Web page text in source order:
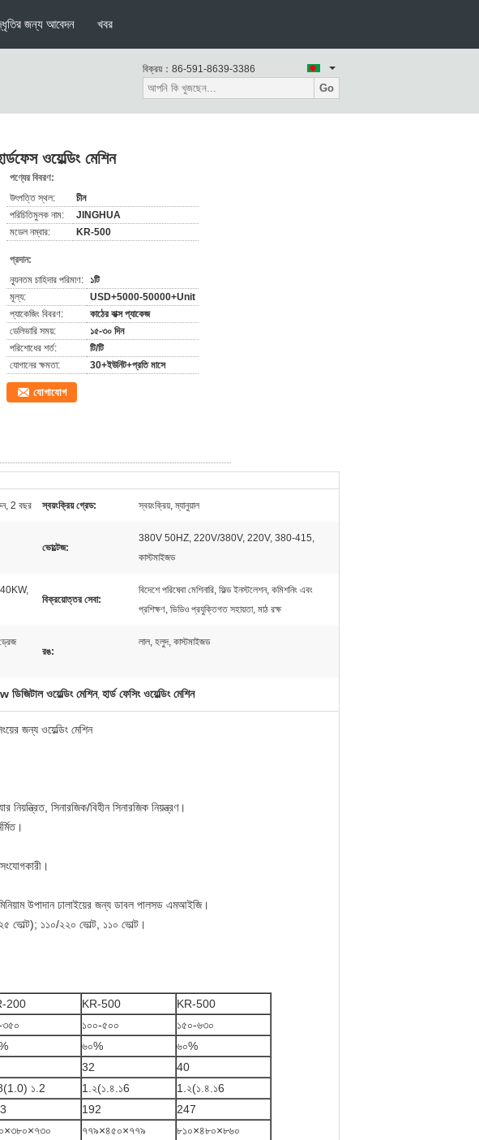
জন্য আবেদন খবর
বিক্রয়： 86-591-8639-3386
Go
ওয়েল্ডিং মেশিন
পণ্যের বিবরণ:
উৎপত্তি স্থল:
চীন
পরিচিতিমুলক নাম:
JINGHUA
মডেল নম্বার:
KR-500
প্রদান:
ন্যূনতম চাহিদার পরিমাণ:
১টি
মূল্য:
USD+5000-50000+Unit
প্যাকেজিং বিবরণ:
কাঠের বাক্স প্যাকেজ
ডেলিভারি সময়:
১৫-৩০ দিন
পরিশোধের শর্ত:
টি/টি
যোগানের ক্ষমতা:
30+ইউনিট+প্রতি মাসে
যোগাযোগ
2 বছর স্বয়ংক্রিয় গ্রেড: স্বয়ংক্রিয়, ম্যানুয়াল
ভোল্টেজ:
380V 50HZ, 220V/380V, 220V, 380-415,
কাস্টমাইজড
বিক্রয়োত্তর সেবা:
বিদেশে পরিষেবা মেশিনারি, ফিল্ড ইনস্টলেশন, কমিশনিং এবং
প্রশিক্ষণ, ভিডিও প্রযুক্তিগত সহায়তা, মাঠ রক্ষ
রঙ:
লাল, হলুদ, কাস্টমাইজড
ওয়েল্ডিং মেশিন, হার্ড ফেসিং ওয়েল্ডিং মেশিন
জন্য ওয়েল্ডিং মেশিন
সিনারজিক/বিহীন সিনারজিক নিয়ন্ত্রণ।
উপাদান ঢালাইয়ের জন্য ডাবল পালসড এমআইজি।
ভোল্ট); ১১০/২২০ ভোল্ট, ১১০ ভোল্ট।
200 KR-500
KR-500
১০০-৫০০
১৫০-৬৩০
৬০%
৬০%
32
40
১.2 1.২(১.৪.১6
1.২(১.৪.১6
192
247
৭৭৯×৪৫০×৭৭৯ ৮১০×৪৮০×৮৬০